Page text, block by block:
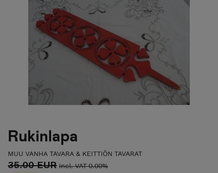
Rukinlapa
MUU VANHA TAVARA & KEITTIÖN TAVARAT
35.00 EUR Incl. VAT 0.00%